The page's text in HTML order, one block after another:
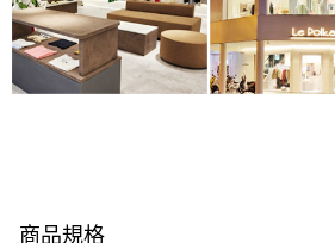
商品規格